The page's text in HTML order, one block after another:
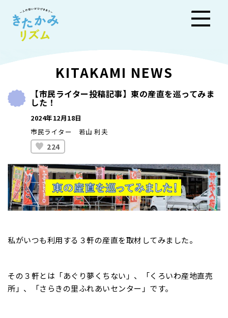
きた
かみ
リズ
ム
KITAKAMI NEWS
【市民ライター投稿記事】東の産直を巡ってみま
した！
2024年12月18日
市民ライター 若山 利夫
224
私がいつも利用する３軒の産直を取材してみました。
その３軒とは「あぐり夢くちない」、「くろいわ産地直売
所」、「さらきの里ふれあいセンター」です。